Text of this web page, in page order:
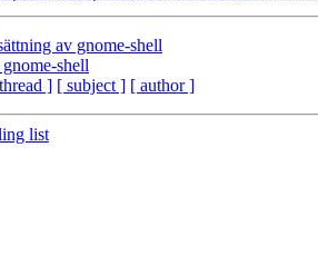
av gnome-shell
shell
] [ subject ] [ author ]
list